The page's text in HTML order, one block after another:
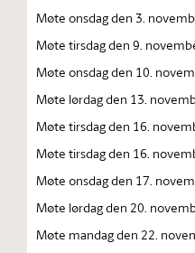
Møte onsdag den 3.
Møte tirsdag den 9.
Møte onsdag den 10.
Møte lørdag den 13.
Møte tirsdag den 16.
Møte tirsdag den 16.
Møte onsdag den 17.
Møte lørdag den 20.
Møte mandag den 22.